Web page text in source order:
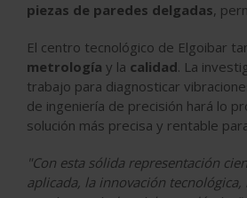
piezas de paredes delgadas,
El centro tecnológico de Elgoibar
metrología y la calidad. La
trabajo para diagnosticar
de ingeniería de precisión hará lo
solución más precisa y rentable
"Con esta sólida representación
aplicada, la innovación